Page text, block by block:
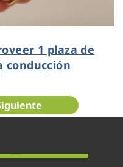
1 plaza de
conducción
en Rabasa